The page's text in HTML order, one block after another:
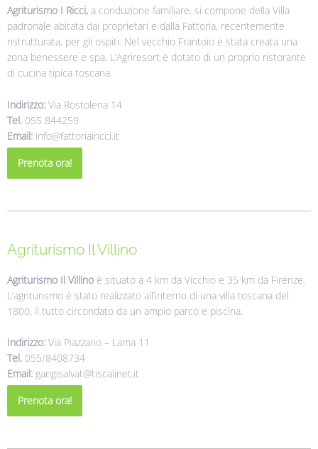
Agriturismo I Ricci, a conduzione familiare, si compone della Villa
padronale abitata dai proprietari e dalla Fattoria, recentemente
ristrutturata, per gli ospiti. Nel vecchio Frantoio è stata creata una
zona benessere e spa. L’Agriresort è dotato di un proprio ristorante
di cucina tipica toscana.
Indirizzo: Via Rostolena 14
Tel. 055 844259
Email: info@fattoriairicci.it
Prenota ora!
Agriturismo Il Villino
Agriturismo Il Villino è situato a 4 km da Vicchio e 35 km da Firenze.
L’agriturismo è stato realizzato all’interno di una villa toscana del
1800, il tutto circondato da un ampio parco e piscina.
Indirizzo: Via Piazzano – Lama 11
Tel. 055/8408734
Email: gangisalvat@tiscalinet.it
Prenota ora!